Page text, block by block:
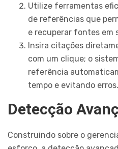
Utilize ferramentas
de referências que
e recuperar fontes em
Insira citações
com um clique; o
referência
tempo e evitando erros.
Detecção
Construindo sobre o